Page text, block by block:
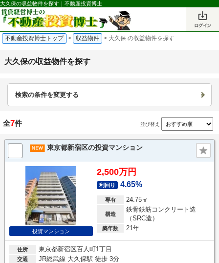
大久保の収益物件を探す｜不動産投資博士
不動産投資博士トップ > 収益物件 > 大久保 の収益物件を探す
大久保の収益物件を探す
検索の条件を変更する
全7件 並び替え
東京都新宿区の投資マンション
投資マンション
2,500万円
利回り 4.65%
専有 24.75㎡
構造
鉄骨鉄筋コンクリート造
（SRC造）
築年数 21年
住所 東京都新宿区百人町1丁目
交通 JR総武線 大久保駅 徒歩 3分